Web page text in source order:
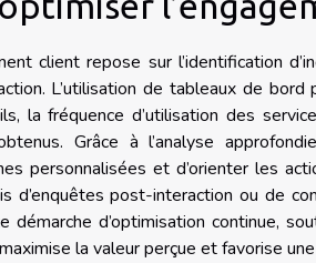
client repose sur l’identification
L’utilisation de tableaux de
la fréquence d’utilisation des
Grâce à l’analyse
personnalisées et d’orienter les
d’enquêtes post-interaction ou de
démarche d’optimisation continue,
la valeur perçue et favorise